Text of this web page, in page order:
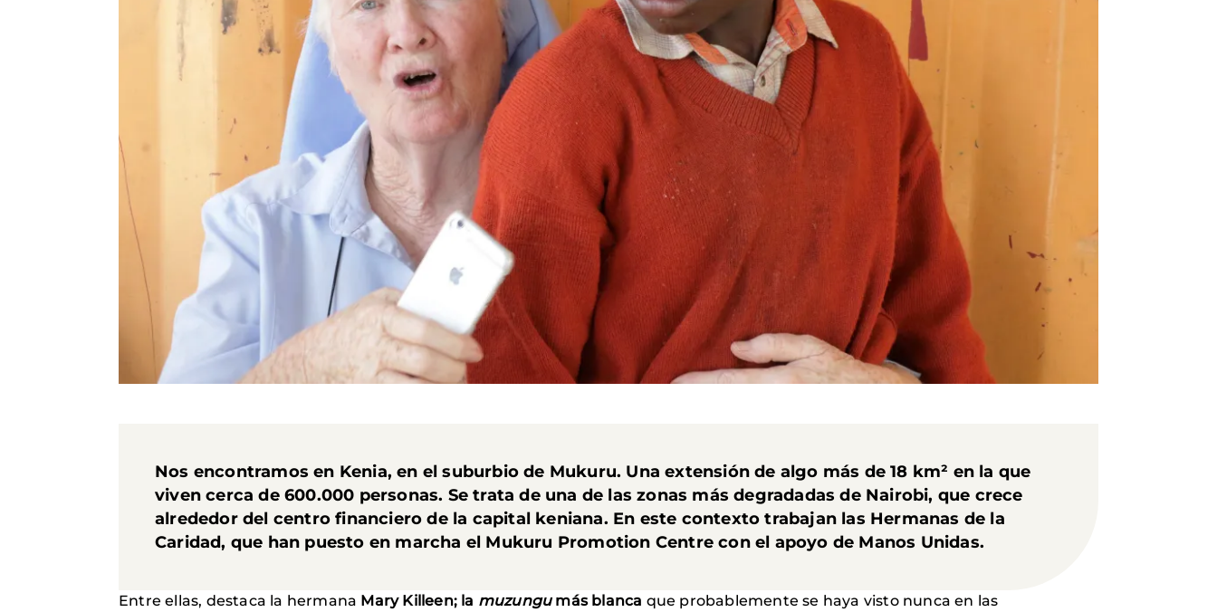
Nos encontramos en Kenia, en el suburbio de Mukuru. Una extensión de algo más de 18 km² en la que
viven cerca de 600.000 personas. Se trata de una de las zonas más degradadas de Nairobi, que crece
alrededor del centro financiero de la capital keniana. En este contexto trabajan las Hermanas de la
Caridad, que han puesto en marcha el Mukuru Promotion Centre con el apoyo de Manos Unidas.
Entre ellas, destaca la hermana Mary Killeen; la muzungu más blanca que probablemente se haya visto nunca en las